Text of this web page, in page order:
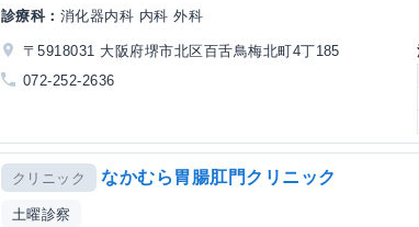
診療科： 消化器内科 内科 外科
〒5918031 大阪府堺市北区百舌鳥梅北町4丁185
072-252-2636
クリニック なかむら胃腸肛門クリニック
土曜診察